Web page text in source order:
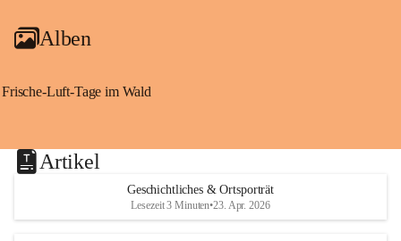
Alben
Frische-Luft-Tage im Wald
Artikel
Geschichtliches & Ortsporträt
Lesezeit 3 Minuten•23. Apr. 2026